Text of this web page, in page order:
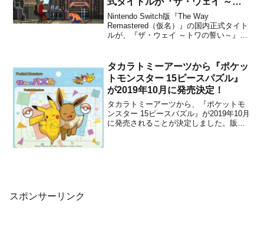
ワの誓い～』に決定！アウターワ
ールドなどに触発された2Dアク
ションアドベンチャー
Nintendo Switch版『The Way
Remastered（仮名）』の国内正式タイト
ルが、『ザ・ウェイ ～トワの誓い～』に
すでに動作チェックが終了したとのこと
ですので遠くないうちにリリ...
タカラトミーアーツから『ポケッ
トモンスター 15ピースパズル』
が2019年10月に発売決定！
タカラトミーアーツから、『ポケットモ
ンスター 15ピースパズル』が2019年10月
に発売されることが決定しました。販売
スポンサーリンク